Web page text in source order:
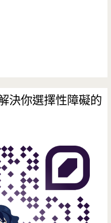
決你選擇性障礙的